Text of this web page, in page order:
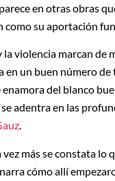
en otras obras
su aportación
la violencia marcan
en un buen número
del blanco
adentra en las
.
más se constata
cómo allí